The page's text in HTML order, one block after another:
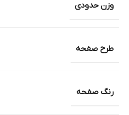
وزن حدودی
طرح صفحه
رنگ صفحه